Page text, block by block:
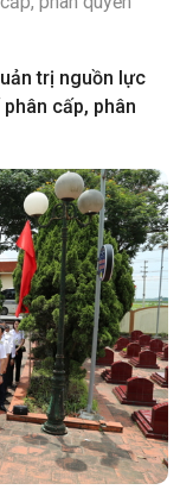
trị nguồn lực
cấp, phân